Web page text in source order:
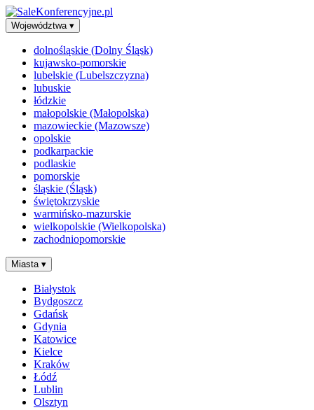
Województwa ▾
dolnośląskie (Dolny Śląsk)
kujawsko-pomorskie
lubelskie (Lubelszczyzna)
lubuskie
łódzkie
małopolskie (Małopolska)
mazowieckie (Mazowsze)
opolskie
podkarpackie
podlaskie
pomorskie
śląskie (Śląsk)
świętokrzyskie
warmińsko-mazurskie
wielkopolskie (Wielkopolska)
zachodniopomorskie
Miasta ▾
Białystok
Bydgoszcz
Gdańsk
Gdynia
Katowice
Kielce
Kraków
Łódź
Lublin
Olsztyn